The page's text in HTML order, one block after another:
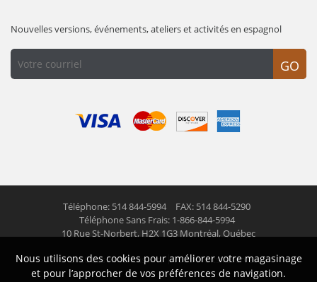
Nouvelles versions, événements, ateliers et activités en espagnol
GO
Téléphone: 514 844-5994
FAX: 514 844-5290
Téléphone Sans Frais: 1-866-844-5994
10 Rue St-Norbert, H2X 1G3 Montréal, Québec
© 2026 Las Americas inc. Tous droits réservés
Nous utilisons des cookies pour améliorer votre magasinage
et pour l’approcher de vos préférences de navigation.